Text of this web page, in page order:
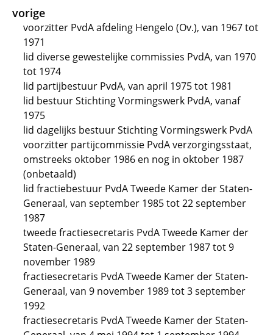
vorige
voorzitter PvdA afdeling Hengelo (Ov.), van 1967 tot
1971
lid diverse gewestelijke commissies PvdA, van 1970
tot 1974
lid partijbestuur PvdA, van april 1975 tot 1981
lid bestuur Stichting Vormingswerk PvdA, vanaf
1975
lid dagelijks bestuur Stichting Vormingswerk PvdA
voorzitter partijcommissie PvdA verzorgingsstaat,
omstreeks oktober 1986 en nog in oktober 1987
(onbetaald)
lid fractiebestuur PvdA Tweede Kamer der Staten-
Generaal, van september 1985 tot 22 september
1987
tweede fractiesecretaris PvdA Tweede Kamer der
Staten-Generaal, van 22 september 1987 tot 9
november 1989
fractiesecretaris PvdA Tweede Kamer der Staten-
Generaal, van 9 november 1989 tot 3 september
1992
fractiesecretaris PvdA Tweede Kamer der Staten-